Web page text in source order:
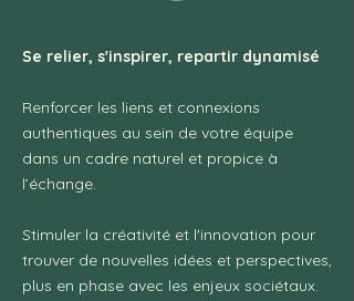
Se relier, s'inspirer, repartir dynamisé
Renforcer les liens et connexions
authentiques au sein de votre équipe
dans un cadre naturel et propice à
l’échange.
Stimuler la créativité et l'innovation pour
trouver de nouvelles idées et perspectives,
plus en phase avec les enjeux sociétaux.